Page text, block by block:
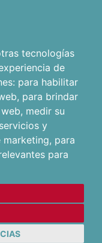
tecnologías
de
para habilitar
, para brindar
, medir su
y
marketing, para
para